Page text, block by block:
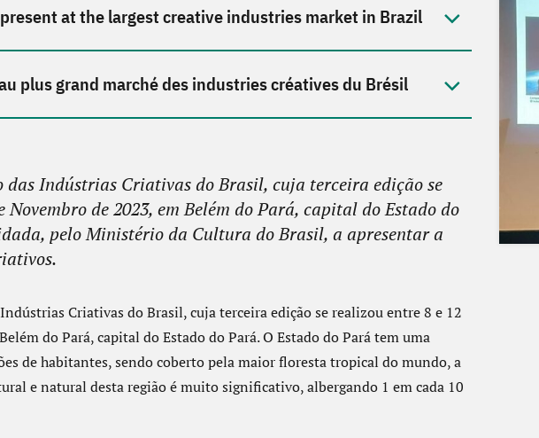
at the largest creative industries market in Brazil
plus grand marché des industries créatives du Brésil
das Indústrias Criativas do Brasil, cuja terceira edição se
Novembro de 2023, em Belém do Pará, capital do Estado do
pelo Ministério da Cultura do Brasil, a apresentar a
Criativas do Brasil, cuja terceira edição se realizou entre 8 e 12
do Pará, capital do Estado do Pará. O Estado do Pará tem uma
de habitantes, sendo coberto pela maior floresta tropical do mundo, a
e natural desta região é muito significativo, albergando 1 em cada 10